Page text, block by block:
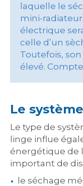
laquelle le
mini-
électrique
celle d’un
Toutefois,
élevé.
Le
Le type de
linge influe
énergétique de
important de
le séchage